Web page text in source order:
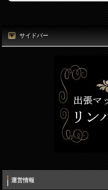
時刻（必須）
お名前（必須）
メールアドレス（必須）
電話番号（必須）
メッセージ
店名
東京リンパの壺
所在地
東京都港区新橋5丁目5番地3号
電話番号
080-7812-3053
メールアドレス
info@thubo.biz
URL
https://thubo.biz/
運営者名
サイドバー
運営情報